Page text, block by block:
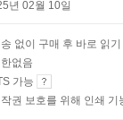
년 02월 10일
없이 구매 후 바로 읽기
없음
가능
권 보호를 위해 인쇄 기